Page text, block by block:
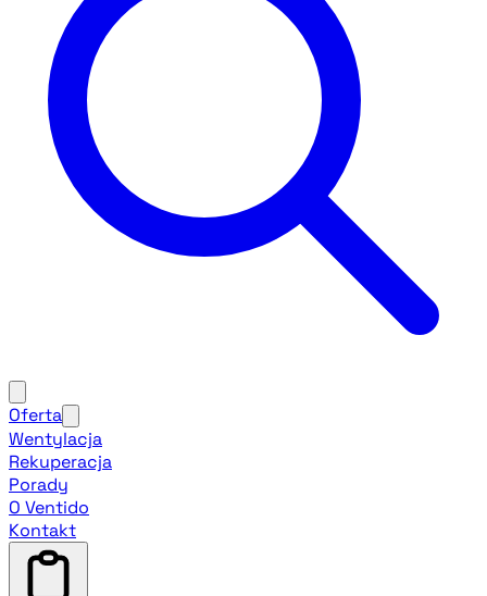
Oferta
Wentylacja
Rekuperacja
Porady
O Ventido
Kontakt